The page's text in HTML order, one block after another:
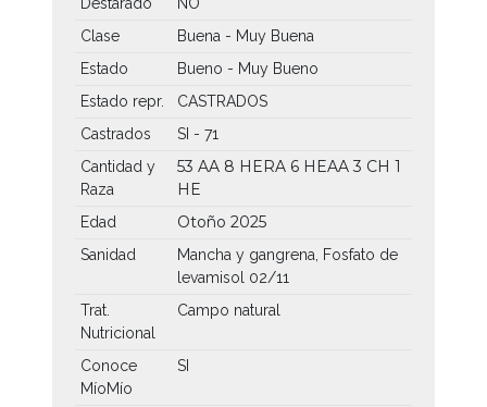
Clase
Buena - Muy Buena
Estado
Bueno - Muy Bueno
Estado repr.
CASTRADOS
Castrados
SI - 71
Cantidad y
Raza
53 AA 8 HERA 6 HEAA3 CH 1
HE
Edad Otoño 2025
Sanidad
Mancha y gangrena, Fosfato de
levamisol 02/11
Trat.
Nutricional
Campo natural
Conoce
MíoMío
SI